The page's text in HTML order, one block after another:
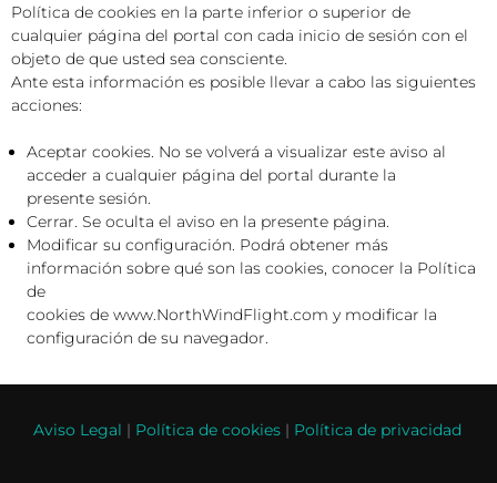
Política de cookies en la parte inferior o superior de
cualquier página del portal con cada inicio de sesión con el
objeto de que usted sea consciente.
Ante esta información es posible llevar a cabo las siguientes
acciones:
Aceptar cookies. No se volverá a visualizar este aviso al
acceder a cualquier página del portal durante la
presente sesión.
Cerrar. Se oculta el aviso en la presente página.
Modificar su configuración. Podrá obtener más
información sobre qué son las cookies, conocer la Política
de
cookies de www.NorthWindFlight.com y modificar la
configuración de su navegador.
Aviso Legal | Política de cookies | Política de privacidad